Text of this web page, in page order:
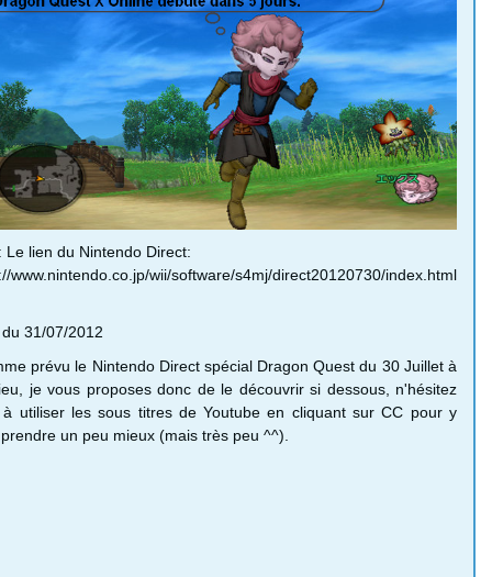
Le lien du Nintendo Direct:
www.nintendo.co.jp/wii/software/s4mj/direct20120730/index.html
31/07/2012
prévu le Nintendo Direct spécial Dragon Quest du 30 Juillet à
je vous proposes donc de le découvrir si dessous, n'hésitez
utiliser les sous titres de Youtube en cliquant sur CC pour y
un peu mieux (mais très peu ^^).